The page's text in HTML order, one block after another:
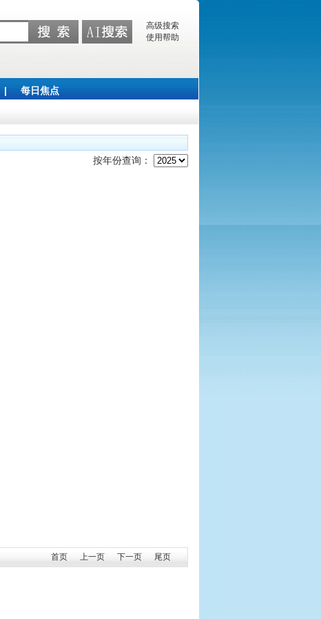
高级搜索
使用帮助
|
每日焦点
按年份查询：
首页 上一页 下一页 尾页